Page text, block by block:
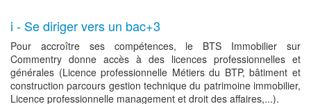
i - Se diriger vers un bac+3
Pour accroître ses compétences, le BTS Immobilier sur
Commentry donne accès à des licences professionnelles et
générales (Licence professionnelle Métiers du BTP, bâtiment et
construction parcours gestion technique du patrimoine immobilier,
Licence professionnelle management et droit des affaires,...).